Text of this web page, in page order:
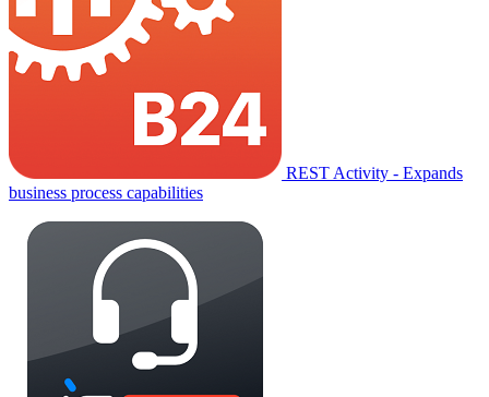
REST Activity - Expands
business process capabilities